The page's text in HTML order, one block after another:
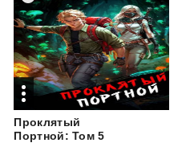
Проклятый
Портной: Том 5